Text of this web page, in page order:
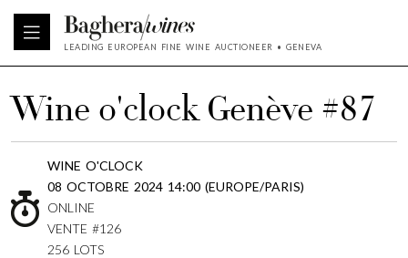
LEADING EUROPEAN FINE WINE AUCTIONEER • GENEVA
Wine o'clock Genève #87
WINE O'CLOCK
08 OCTOBRE 2024 14:00 (EUROPE/PARIS)
ONLINE
VENTE #126
256 LOTS